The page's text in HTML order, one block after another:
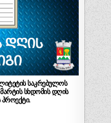
საკრებულოს
სხდომის დღის
პროექტი.